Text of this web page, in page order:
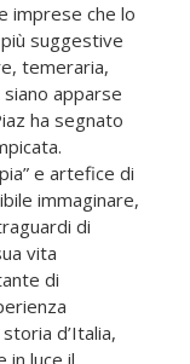
imprese che lo
suggestive
temeraria,
apparse
ha segnato
e artefice di
immaginare,
di
vita
di
d’Italia,
in luce il